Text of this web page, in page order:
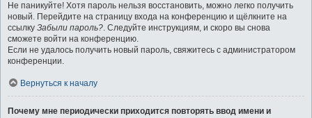
Не паникуйте! Хотя пароль нельзя восстановить, можно легко получить
новый. Перейдите на страницу входа на конференцию и щёлкните на
ссылку Забыли пароль?. Следуйте инструкциям, и скоро вы снова
сможете войти на конференцию.
Если не удалось получить новый пароль, свяжитесь с администратором
конференции.
Вернуться к началу
Почему мне периодически приходится повторять ввод имени и